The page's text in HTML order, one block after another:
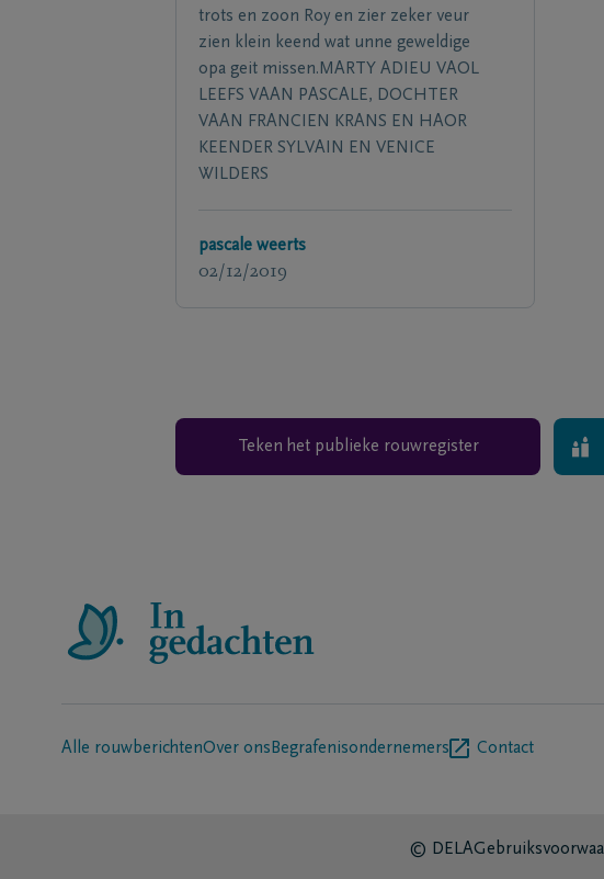
trots en zoon Roy en zier zeker veur
zien klein keend wat unne geweldige
opa geit missen.MARTY ADIEU VAOL
LEEFS VAAN PASCALE, DOCHTER
VAAN FRANCIEN KRANS EN HAOR
KEENDER SYLVAIN EN VENICE
WILDERS
pascale weerts
02/12/2019
Teken het publieke rouwregister
Alle rouwberichtenOver ons Begrafenisondernemers Contact
© DELA